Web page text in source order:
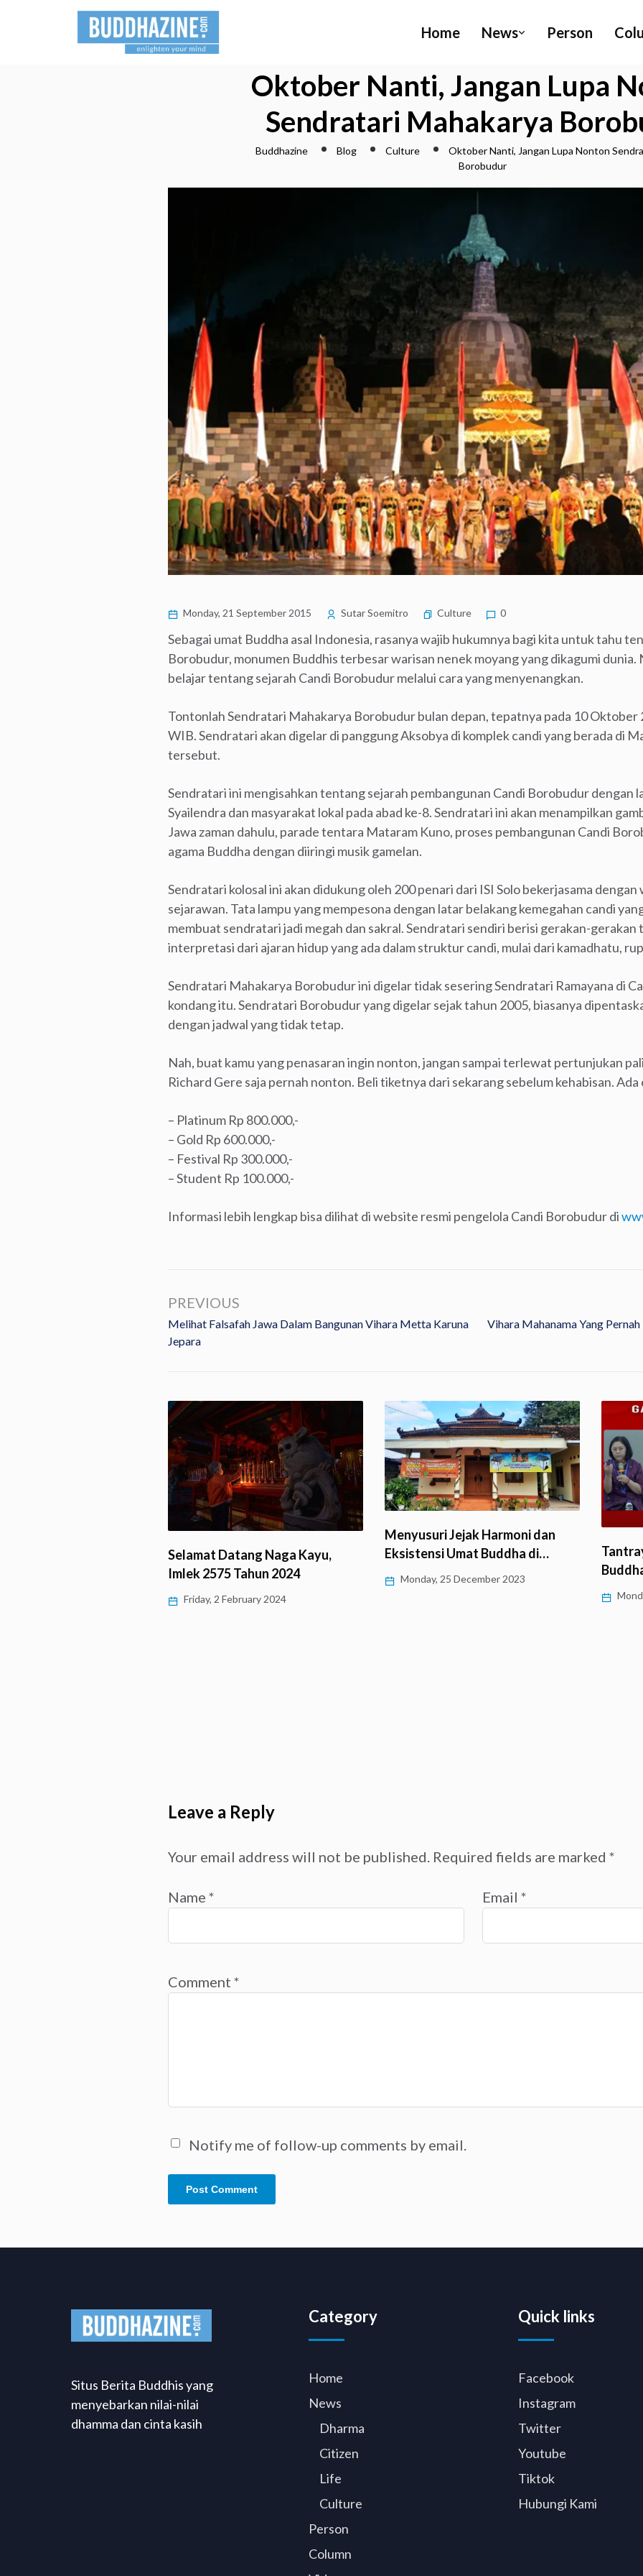
Home News Person
Oktober Nanti, Jangan Lupa
Sendratari Mahakarya
Buddhazine Blog Culture
Oktober Nanti, Jangan Lupa Nonton
Borobudur
Monday, 21 September 2015 Sutar Soemitro Culture 0
Sebagai umat Buddha asal Indonesia, rasanya wajib hukumnya bagi kita untuk tahu
Borobudur, monumen Buddhis terbesar warisan nenek moyang yang dikagumi dunia.
belajar tentang sejarah Candi Borobudur melalui cara yang menyenangkan.
Tontonlah Sendratari Mahakarya Borobudur bulan depan, tepatnya pada 10 Oktober
WIB. Sendratari akan digelar di panggung Aksobya di komplek candi yang berada di
tersebut.
Sendratari ini mengisahkan tentang sejarah pembangunan Candi Borobudur dengan
Syailendra dan masyarakat lokal pada abad ke-8. Sendratari ini akan menampilkan
Jawa zaman dahulu, parade tentara Mataram Kuno, proses pembangunan Candi
agama Buddha dengan diiringi musik gamelan.
Sendratari kolosal ini akan didukung oleh 200 penari dari ISI Solo bekerjasama
sejarawan. Tata lampu yang mempesona dengan latar belakang kemegahan candi
membuat sendratari jadi megah dan sakral. Sendratari sendiri berisi gerakan-gerakan
interpretasi dari ajaran hidup yang ada dalam struktur candi, mulai dari kamadhatu,
Sendratari Mahakarya Borobudur ini digelar tidak sesering Sendratari Ramayana di
kondang itu. Sendratari Borobudur yang digelar sejak tahun 2005, biasanya
dengan jadwal yang tidak tetap.
Nah, buat kamu yang penasaran ingin nonton, jangan sampai terlewat pertunjukan
Richard Gere saja pernah nonton. Beli tiketnya dari sekarang sebelum kehabisan.
– Platinum Rp 800.000,-
– Gold Rp 600.000,-
– Festival Rp 300.000,-
– Student Rp 100.000,-
Informasi lebih lengkap bisa dilihat di website resmi pengelola Candi Borobudur di
PREVIOUS
Melihat Falsafah Jawa Dalam Bangunan Vihara Metta Karuna
Jepara
Vihara Mahanama Yang
Selamat Datang Naga Kayu,
Imlek 2575 Tahun 2024
Friday, 2 February 2024
Menyusuri Jejak Harmoni dan
Eksistensi Umat Buddha di…
Monday, 25 December 2023
Leave a Reply
Your email address will not be published. Required fields are marked *
Name * Email *
Comment *
Notify me of follow-up comments by email.
Situs Berita Buddhis yang
menyebarkan nilai-nilai
dhamma dan cinta kasih
Category
Home
News
Dharma
Citizen
Life
Culture
Person
Column
Quick links
Facebook
Instagram
Twitter
Youtube
Tiktok
Hubungi Kami